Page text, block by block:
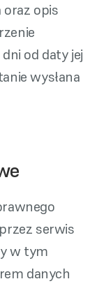
opis
od daty jej
wysłana
serwis
w tym
danych